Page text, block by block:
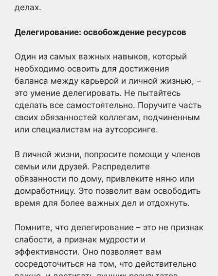
делах.
Делегирование: освобождение ресурсов
Один из самых важных навыков, который
необходимо освоить для достижения
баланса между карьерой и личной жизнью, –
это умение делегировать. Не пытайтесь
сделать все самостоятельно. Поручите часть
своих обязанностей коллегам, подчиненным
или специалистам на аутсорсинге.
В личной жизни, попросите помощи у членов
семьи или друзей. Распределите
обязанности по дому, привлеките няню или
домработницу. Это позволит вам освободить
время для более важных дел и отдохнуть.
Помните, что делегирование – это не признак
слабости, а признак мудрости и
эффективности. Оно позволяет вам
сосредоточиться на том, что действительно